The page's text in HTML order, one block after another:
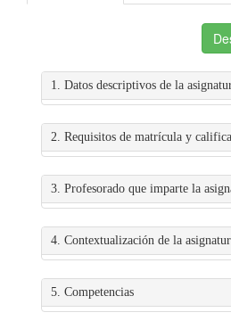
1. Datos descriptivos de la
2. Requisitos de matrícula y
3. Profesorado que imparte la
4. Contextualización de la
5. Competencias